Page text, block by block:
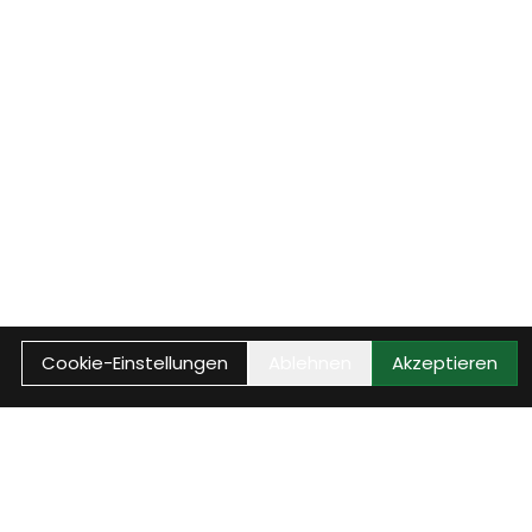
Cookie-Einstellungen Akzeptieren